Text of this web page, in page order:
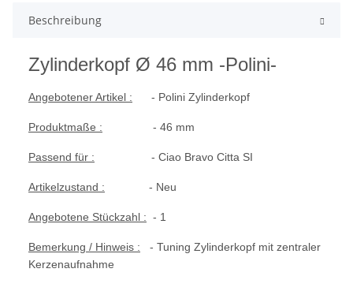
Beschreibung
Zylinderkopf Ø 46 mm -Polini-
Angebotener Artikel : - Polini Zylinderkopf
Produktmaße : - 46 mm
Passend für : - Ciao Bravo Citta SI
Artikelzustand : - Neu
Angebotene Stückzahl : - 1
Bemerkung / Hinweis : - Tuning Zylinderkopf mit zentraler
Kerzenaufnahme